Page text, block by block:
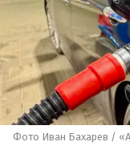
Фото Иван Бахарев /